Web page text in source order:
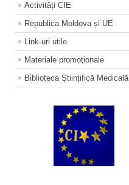
Activități CIE
Republica Moldova și UE
Link-uri utile
Materiale promoţionale
Biblioteca Științifică Medicală